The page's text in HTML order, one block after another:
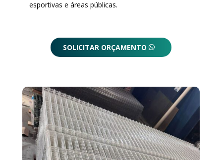
esportivas e áreas públicas.
SOLICITAR ORÇAMENTO